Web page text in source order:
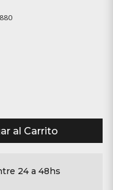
al Carrito
24 a 48hs